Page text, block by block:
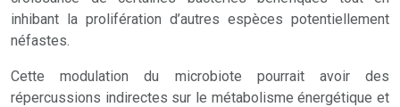
inhibant la prolifération d’autres espèces potentiellement
néfastes.
Cette modulation du microbiote pourrait avoir des
répercussions indirectes sur le métabolisme énergétique et